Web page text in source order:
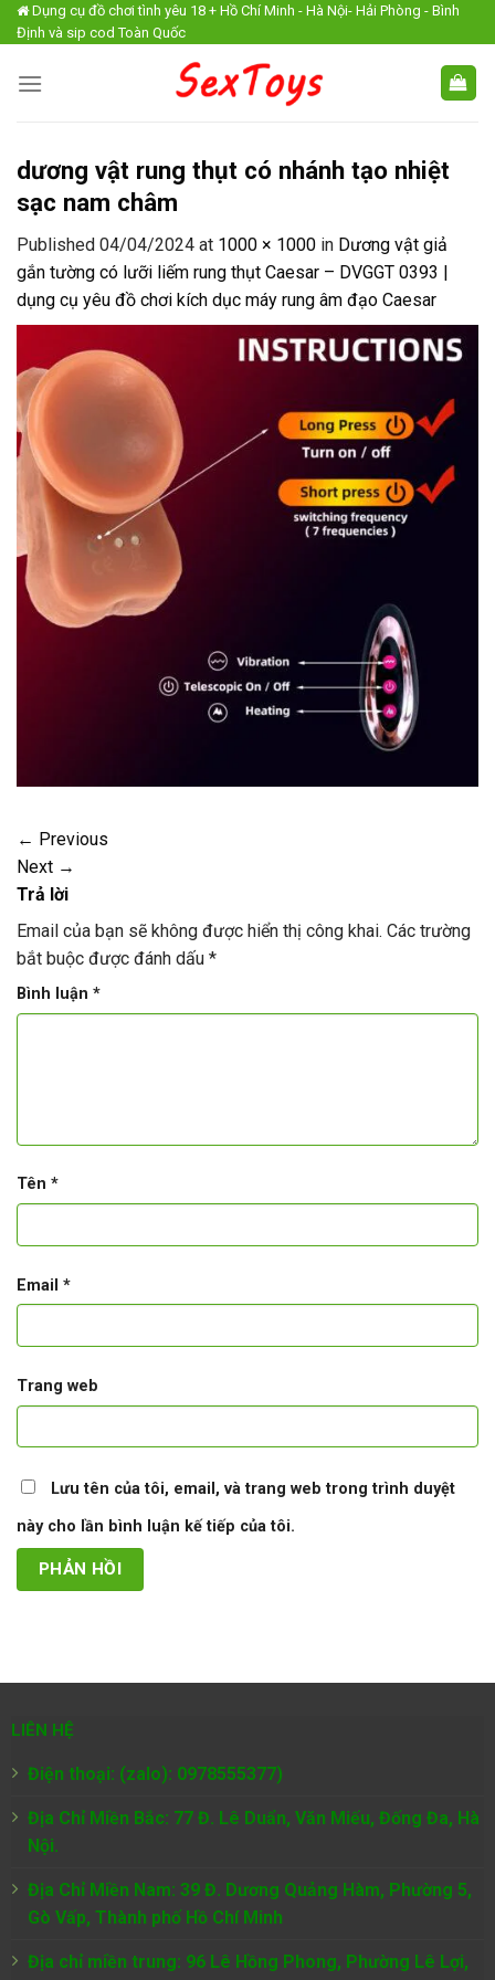
Skip
to
Dụng cụ đồ chơi tình yêu 18 + Hồ Chí Minh - Hà Nội- Hải Phòng - Bình
Định và sip cod Toàn Quốc
dương vật rung thụt có nhánh tạo nhiệt
sạc nam châm
Published 04/04/2024 at 1000 × 1000 in Dương vật giả
gắn tường có lưỡi liếm rung thụt Caesar – DVGGT 0393 |
dụng cụ yêu đồ chơi kích dục máy rung âm đạo Caesar
← Previous
Next →
Trả lời
Email của bạn sẽ không được hiển thị công khai. Các trường
bắt buộc được đánh dấu *
Bình luận *
Tên *
Email *
Trang web
Lưu tên của tôi, email, và trang web trong trình duyệt
này cho lần bình luận kế tiếp của tôi.
LIÊN HỆ
Điện thoại: (zalo): 0978555377)
Địa Chỉ Miền Bắc: 77 Đ. Lê Duẩn, Văn Miếu, Đống Đa, Hà
Nội.
Địa Chỉ Miền Nam: 39 Đ. Dương Quảng Hàm, Phường 5,
Gò Vấp, Thành phố Hồ Chí Minh
Địa chỉ miền trung: 96 Lê Hồng Phong, Phường Lê Lợi,